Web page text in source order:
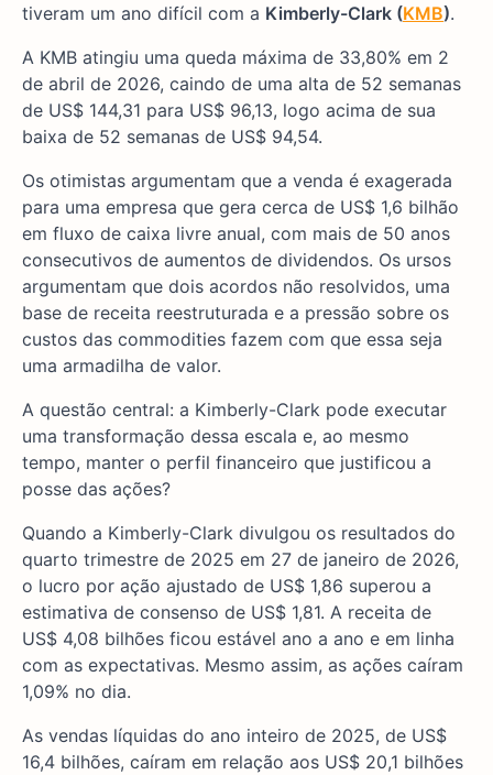
tiveram um ano difícil com a Kimberly-Clark (KMB).
A KMB atingiu uma queda máxima de 33,80% em 2
de abril de 2026, caindo de uma alta de 52 semanas
de US$ 144,31 para US$ 96,13, logo acima de sua
baixa de 52 semanas de US$ 94,54.
Os otimistas argumentam que a venda é exagerada
para uma empresa que gera cerca de US$ 1,6 bilhão
em fluxo de caixa livre anual, com mais de 50 anos
consecutivos de aumentos de dividendos. Os ursos
argumentam que dois acordos não resolvidos, uma
base de receita reestruturada e a pressão sobre os
custos das commodities fazem com que essa seja
uma armadilha de valor.
A questão central: a Kimberly-Clark pode executar
uma transformação dessa escala e, ao mesmo
tempo, manter o perfil financeiro que justificou a
posse das ações?
Quando a Kimberly-Clark divulgou os resultados do
quarto trimestre de 2025 em 27 de janeiro de 2026,
o lucro por ação ajustado de US$ 1,86 superou a
estimativa de consenso de US$ 1,81. A receita de
US$ 4,08 bilhões ficou estável ano a ano e em linha
com as expectativas. Mesmo assim, as ações caíram
1,09% no dia.
As vendas líquidas do ano inteiro de 2025, de US$
16,4 bilhões, caíram em relação aos US$ 20,1 bilhões